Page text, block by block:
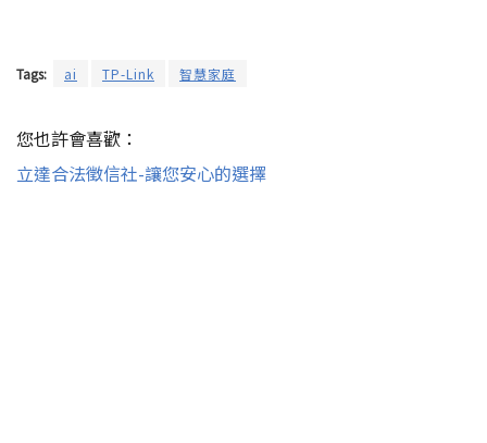
Tags: ai TP-Link 智慧家庭
您也許會喜歡：
立達合法徵信社-讓您安心的選擇